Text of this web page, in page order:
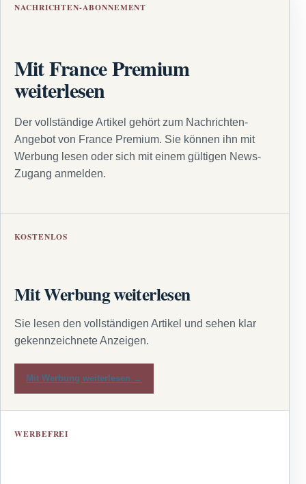
NACHRICHTEN-ABONNEMENT
Mit France Premium
weiterlesen
Der vollständige Artikel gehört zum Nachrichten-
Angebot von France Premium. Sie können ihn mit
Werbung lesen oder sich mit einem gültigen News-
Zugang anmelden.
KOSTENLOS
Mit Werbung weiterlesen
Sie lesen den vollständigen Artikel und sehen klar
gekennzeichnete Anzeigen.
Mit Werbung weiterlesen →
WERBEFREI